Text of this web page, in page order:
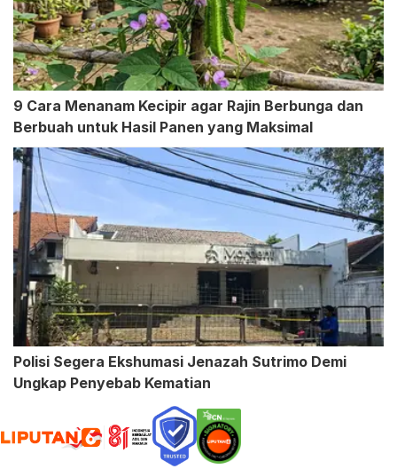
9 Cara Menanam Kecipir agar Rajin Berbunga dan
Berbuah untuk Hasil Panen yang Maksimal
Polisi Segera Ekshumasi Jenazah Sutrimo Demi
Ungkap Penyebab Kematian